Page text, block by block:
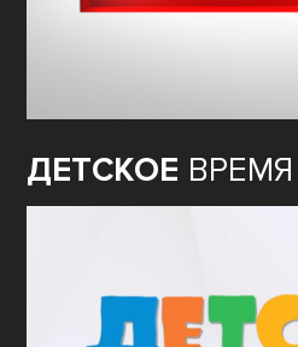
ДЕТСКОЕ ВРЕМЯ